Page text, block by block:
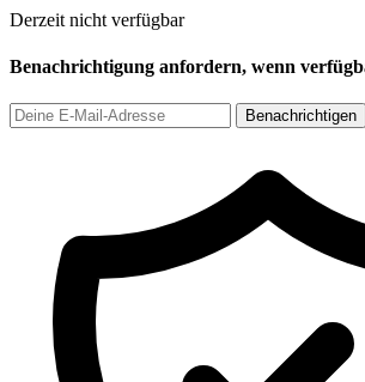
Derzeit nicht verfügbar
Benachrichtigung anfordern, wenn
Benachrichtigen